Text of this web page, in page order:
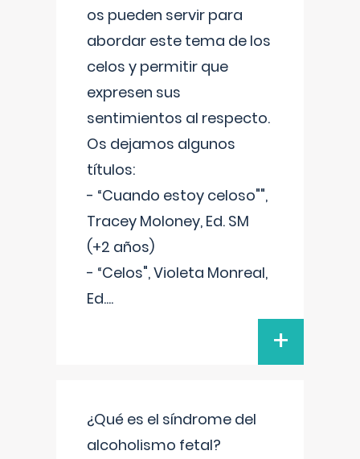
os pueden servir para
abordar este tema de los
celos y permitir que
expresen sus
sentimientos al respecto.
Os dejamos algunos
títulos:
- “Cuando estoy celoso"",
Tracey Moloney, Ed. SM
(+2 años)
- “Celos", Violeta Monreal,
Ed....
+
¿Qué es el síndrome del
alcoholismo fetal?